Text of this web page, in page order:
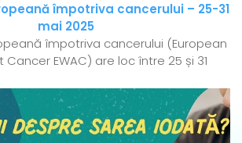
împotriva cancerului – 25-31
mai 2025
împotriva cancerului (European
Cancer EWAC) are loc între 25 și 31